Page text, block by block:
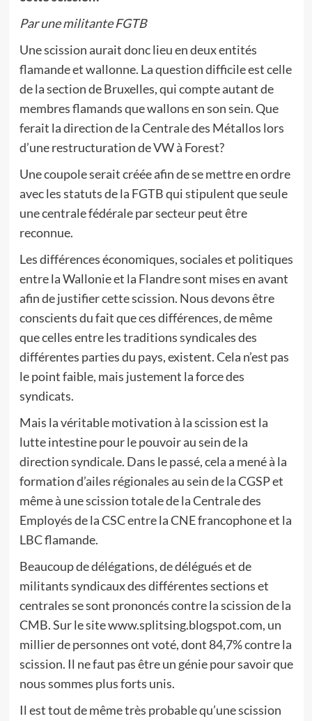
Par une militante FGTB
Une scission aurait donc lieu en deux entités
flamande et wallonne. La question difficile est celle
de la section de Bruxelles, qui compte autant de
membres flamands que wallons en son sein. Que
ferait la direction de la Centrale des Métallos lors
d’une restructuration de VW à Forest?
Une coupole serait créée afin de se mettre en ordre
avec les statuts de la FGTB qui stipulent que seule
une centrale fédérale par secteur peut être
reconnue.
Les différences économiques, sociales et politiques
entre la Wallonie et la Flandre sont mises en avant
afin de justifier cette scission. Nous devons être
conscients du fait que ces différences, de même
que celles entre les traditions syndicales des
différentes parties du pays, existent. Cela n’est pas
le point faible, mais justement la force des
syndicats.
Mais la véritable motivation à la scission est la
lutte intestine pour le pouvoir au sein de la
direction syndicale. Dans le passé, cela a mené à la
formation d’ailes régionales au sein de la CGSP et
même à une scission totale de la Centrale des
Employés de la CSC entre la CNE francophone et la
LBC flamande.
Beaucoup de délégations, de délégués et de
militants syndicaux des différentes sections et
centrales se sont prononcés contre la scission de la
CMB. Sur le site www.splitsing.blogspot.com, un
millier de personnes ont voté, dont 84,7% contre la
scission. Il ne faut pas être un génie pour savoir que
nous sommes plus forts unis.
Il est tout de même très probable qu’une scission